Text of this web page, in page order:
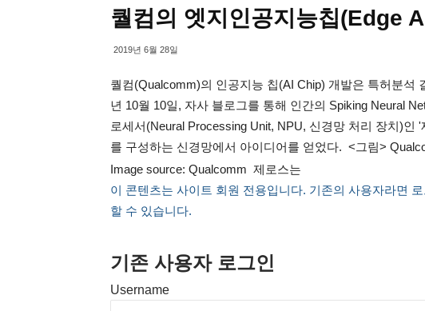
퀄컴의 엣지인공지능칩(Edge
2019년 6월 28일
퀄컴(Qualcomm)의 인공지능 칩(AI Chip) 개발은 특허분석
년 10월 10일, 자사 블로그를 통해 인간의 Spiking Neural
로세서(Neural Processing Unit, NPU, 신경망 처리 장치)인
를 구성하는 신경망에서 아이디어를 얻었다. <그림>
Image source: Qualcomm 제로스는
이 콘텐츠는 사이트 회원 전용입니다. 기존의 사용자라면
할 수 있습니다.
기존 사용자 로그인
Username